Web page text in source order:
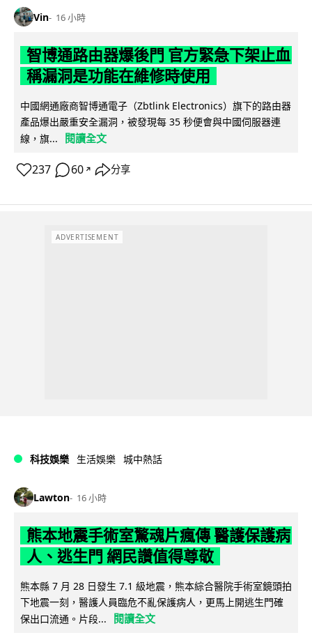
Vin 16 小時
智博通路由器爆後門 官方緊急下架止血
稱漏洞是功能在維修時使用
中國網通廠商智博通電子（Zbtlink Electronics）旗下的路由器
產品爆出嚴重安全漏洞，被發現每 35 秒便會與中國伺服器連
線，旗...
閱讀全文
237 60 ↗ 分享
ADVERTISEMENT
科技娛樂 生活娛樂 城中熱話
Lawton 16 小時
熊本地震手術室驚魂片瘋傳 醫護保護病
人、逃生門 網民讚值得尊敬
熊本縣 7 月 28 日發生 7.1 級地震，熊本綜合醫院手術室鏡頭拍
下地震一刻，醫護人員臨危不亂保護病人，更馬上開逃生門確
保出口流通。片段...
閱讀全文